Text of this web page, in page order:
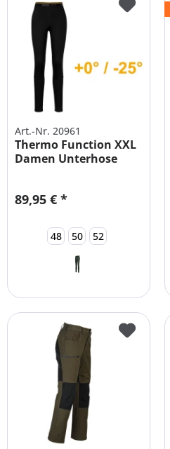
Art.-Nr. 20961
Thermo Function XXL
Damen Unterhose
89,95 € *
48 50 52